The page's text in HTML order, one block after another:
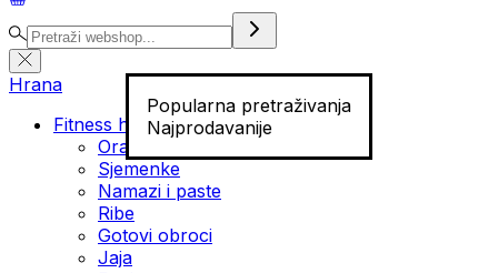
Popularna pretraživanja
Najprodavanije
Hrana
Fitness hrana
Orašasti plodovi
Sjemenke
Namazi i paste
Ribe
Gotovi obroci
Jaja